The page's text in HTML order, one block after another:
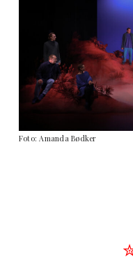
Foto: Amanda Bødker